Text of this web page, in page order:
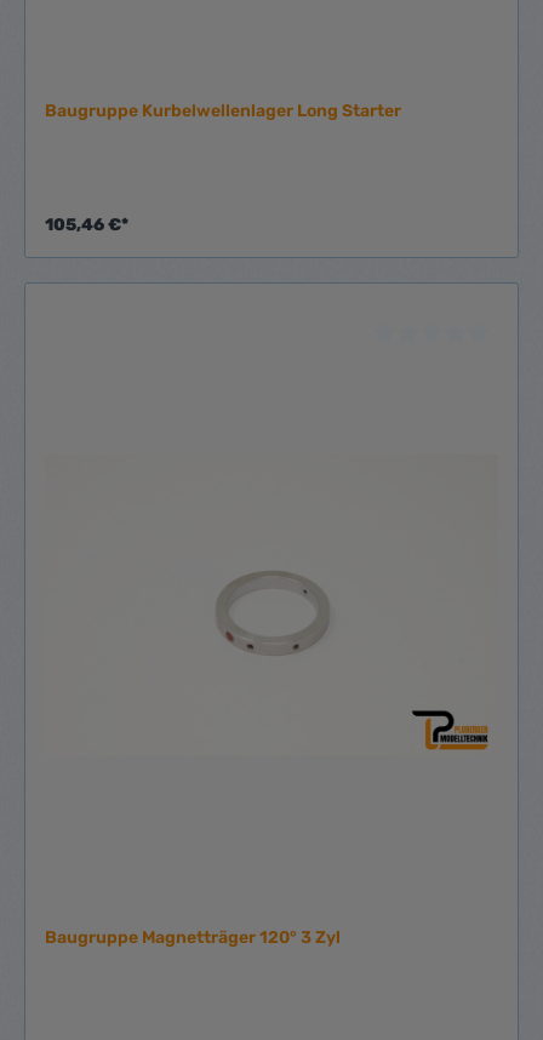
Baugruppe Kurbelwellenlager Long Starter
105,46 €*
Baugruppe Magnetträger 120° 3 Zyl